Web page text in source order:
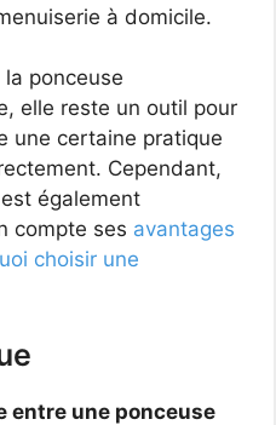
à domicile.
ponceuse
elle reste un outil pour
une certaine pratique
Cependant,
également
compte ses avantages
choisir une
entre une ponceuse